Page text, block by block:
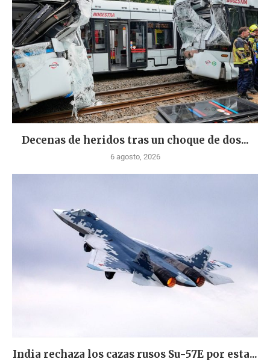
Decenas de heridos tras un choque de dos...
6 agosto, 2026
India rechaza los cazas rusos Su-57E por esta...